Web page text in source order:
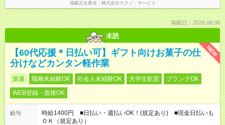
掲載元企業名 株式会社テクノ・サービス
掲載日：2026.08.06
未読
NEW
【60代応援＊日払い可】ギフト向けお菓子の仕
分けなどカンタン軽作業
派遣 職種未経験OK 社会人未経験OK 大学生歓迎
ブランクOK
WEB登録・面接OK
給与
時給1400円 ■日払い・週払いOK！(規定あり) ■現金日払いも
ＯＫ（規定あり）